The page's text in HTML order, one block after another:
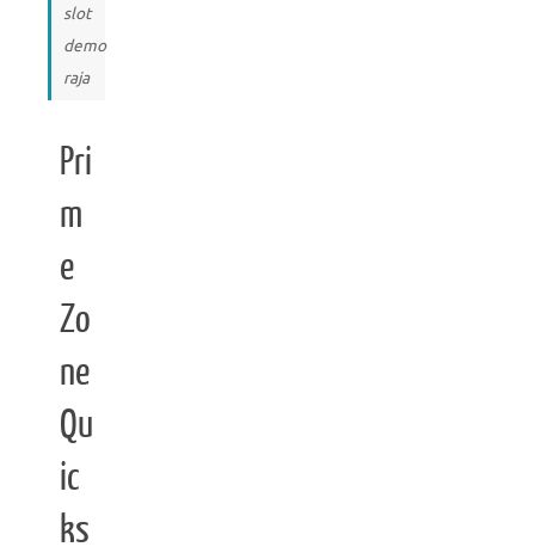
slot
demo
raja
Pri
m
e
Zo
ne
Qu
ic
ks